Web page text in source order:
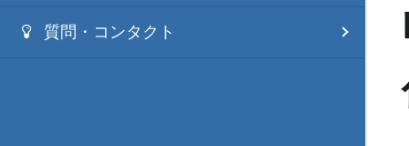
質問・コンタクト